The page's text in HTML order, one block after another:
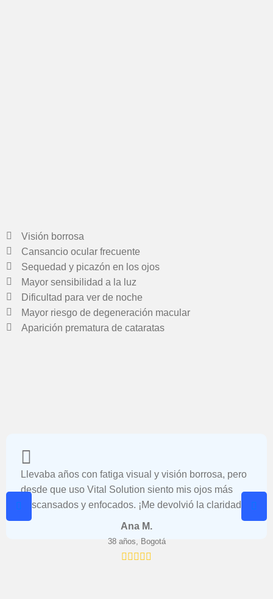
Visión borrosa
Cansancio ocular frecuente
Sequedad y picazón en los ojos
Mayor sensibilidad a la luz
Dificultad para ver de noche
Mayor riesgo de degeneración macular
Aparición prematura de cataratas
Llevaba años con fatiga visual y visión borrosa, pero
desde que uso Vital Solution siento mis ojos más
descansados y enfocados. ¡Me devolvió la claridad!
Ana M.
38 años, Bogotá